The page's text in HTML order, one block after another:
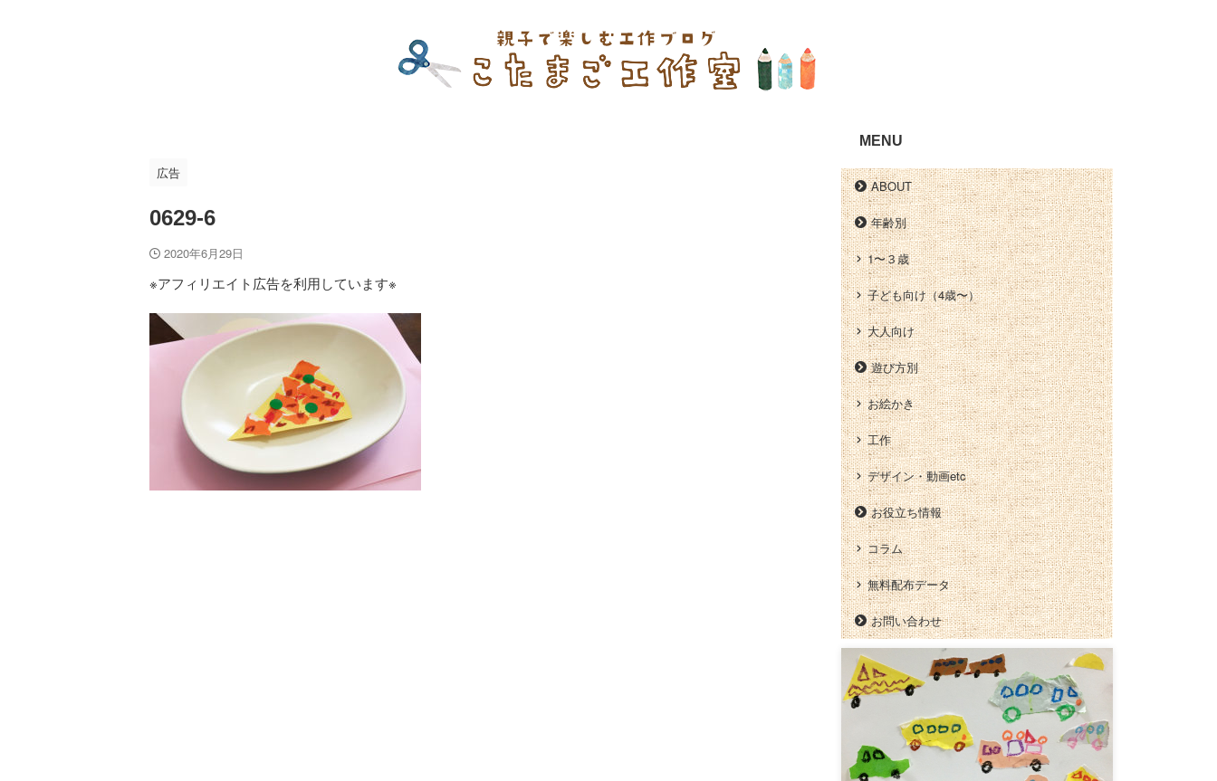
広告
0629-6
2020年6月29日
※アフィリエイト広告を利用しています※
MENU
ABOUT
年齢別
1〜３歳
子ども向け（4歳〜）
大人向け
遊び方別
お絵かき
工作
デザイン・動画etc
お役立ち情報
コラム
無料配布データ
お問い合わせ